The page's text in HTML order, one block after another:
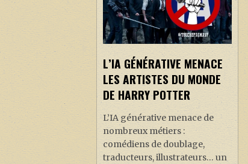
L’IA GÉNÉRATIVE MENACE
LES ARTISTES DU MONDE
DE HARRY POTTER
L’IA générative menace de
nombreux métiers :
comédiens de doublage,
traducteurs, illustrateurs… un